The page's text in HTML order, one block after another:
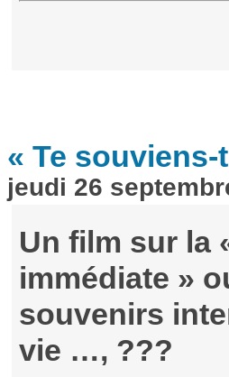
« Te souviens-
jeudi 26
Un film sur la
immédiate »
souvenirs
vie …, ???